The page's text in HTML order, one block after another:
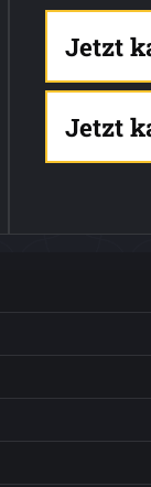
Jetzt
Jetzt